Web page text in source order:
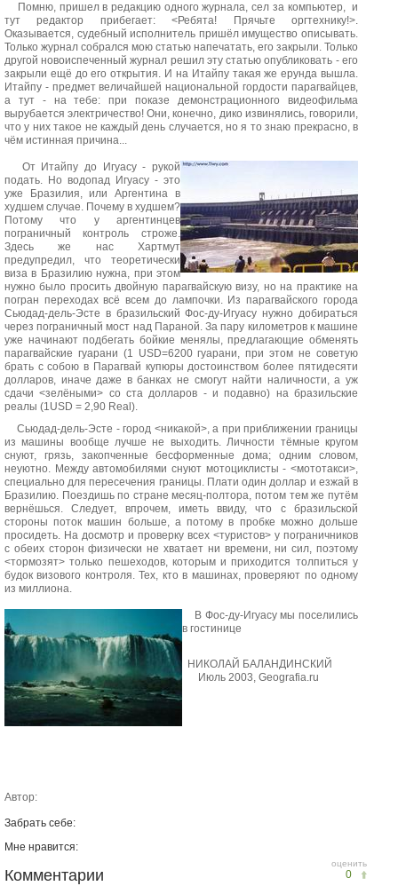
Помню, пришел в редакцию одного журнала, сел за компьютер, и
тут редактор прибегает: <Ребята! Прячьте оргтехнику!>.
Оказывается, судебный исполнитель пришёл имущество описывать.
Только журнал собрался мою статью напечатать, его закрыли. Только
другой новоиспеченный журнал решил эту статью опубликовать - его
закрыли ещё до его открытия. И на Итайпу такая же ерунда вышла.
Итайпу - предмет величайшей национальной гордости парагвайцев,
а тут - на тебе: при показе демонстрационного видеофильма
вырубается электричество! Они, конечно, дико извинялись, говорили,
что у них такое не каждый день случается, но я то знаю прекрасно, в
чём истинная причина...
От Итайпу до Игуасу - рукой
подать. Но водопад Игуасу - это
уже Бразилия, или Аргентина в
худшем случае. Почему в худшем?
Потому что у аргентинцев
пограничный контроль строже.
Здесь же нас Хартмут
предупредил, что теоретически
виза в Бразилию нужна, при этом
нужно было просить двойную парагвайскую визу, но на практике на
погран переходах всё всем до лампочки. Из парагвайского города
Сьюдад-дель-Эсте в бразильский Фос-ду-Игуасу нужно добираться
через пограничный мост над Параной. За пару километров к машине
уже начинают подбегать бойкие менялы, предлагающие обменять
парагвайские гуарани (1 USD=6200 гуарани, при этом не советую
брать с собою в Парагвай купюры достоинством более пятидесяти
долларов, иначе даже в банках не смогут найти наличности, а уж
сдачи <зелёными> со ста долларов - и подавно) на бразильские
реалы (1USD = 2,90 Real).
Сьюдад-дель-Эсте - город <никакой>, а при приближении границы
из машины вообще лучше не выходить. Личности тёмные кругом
снуют, грязь, закопченные бесформенные дома; одним словом,
неуютно. Между автомобилями снуют мотоциклисты - <мототакси>,
специально для пересечения границы. Плати один доллар и езжай в
Бразилию. Поездишь по стране месяц-полтора, потом тем же путём
вернёшься. Следует, впрочем, иметь ввиду, что с бразильской
стороны поток машин больше, а потому в пробке можно дольше
просидеть. На досмотр и проверку всех <туристов> у пограничников
с обеих сторон физически не хватает ни времени, ни сил, поэтому
<тормозят> только пешеходов, которым и приходится толпиться у
будок визового контроля. Тех, кто в машинах, проверяют по одному
из миллиона.
В Фос-ду-Игуасу мы поселились
в гостинице
НИКОЛАЙ БАЛАНДИНСКИЙ
Июль 2003, Geografia.ru
Автор:
Забрать себе:
Мне нравится:
оценить
0
Комментарии